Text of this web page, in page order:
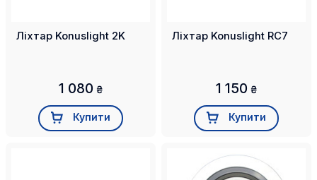
Ліхтар Konuslight 2K
1 080 ₴
Купити
Ліхтар Konuslight RC7
1 150 ₴
Купити